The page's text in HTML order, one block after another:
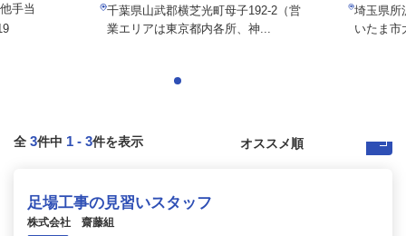
手当
千葉県山武郡横芝光町母子192-2（営
業エリアは東京都内各所、神...
埼玉県所
いたま市
全 3件中 1 - 3件を表示
足場工事の見習いスタッフ
株式会社 齋藤組